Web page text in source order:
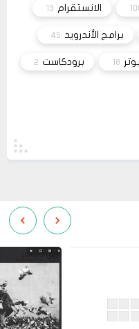
الانستقرام 13
برامج الأندرويد 45
18 برودكاست 2